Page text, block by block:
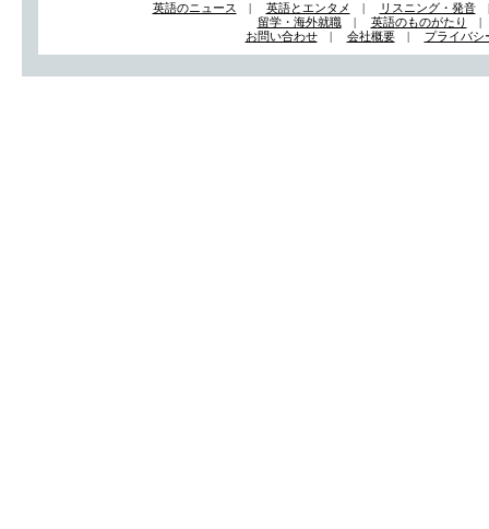
英語のニュース | 英語とエンタメ | リスニング・発音
留学・海外就職| 英語のものがたり
お問い合わせ| 会社概要| プライバシ